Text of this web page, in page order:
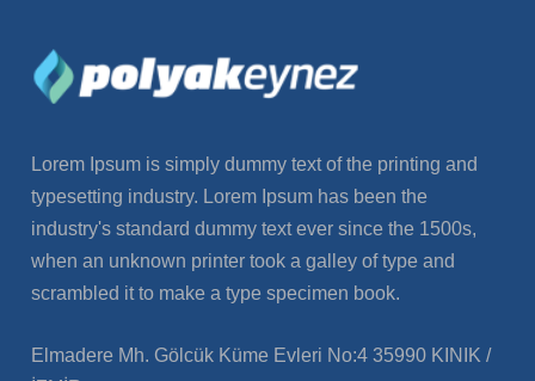
Lorem Ipsum is simply dummy text of the printing and
typesetting industry. Lorem Ipsum has been the
industry's standard dummy text ever since the 1500s,
when an unknown printer took a galley of type and
scrambled it to make a type specimen book.
Elmadere Mh. Gölcük Küme Evleri No:4 35990 KINIK /